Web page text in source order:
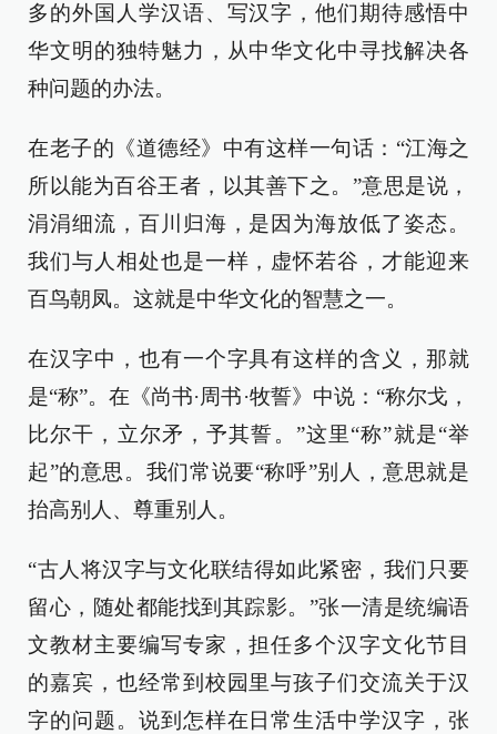
多的外国人学汉语、写汉字，他们期待感悟中
华文明的独特魅力，从中华文化中寻找解决各
种问题的办法。
在老子的《道德经》中有这样一句话：“江海之
所以能为百谷王者，以其善下之。”意思是说，
涓涓细流，百川归海，是因为海放低了姿态。
我们与人相处也是一样，虚怀若谷，才能迎来
百鸟朝凤。这就是中华文化的智慧之一。
在汉字中，也有一个字具有这样的含义，那就
是“称”。在《尚书·周书·牧誓》中说：“称尔戈，
比尔干，立尔矛，予其誓。”这里“称”就是“举
起”的意思。我们常说要“称呼”别人，意思就是
抬高别人、尊重别人。
“古人将汉字与文化联结得如此紧密，我们只要
留心，随处都能找到其踪影。”张一清是统编语
文教材主要编写专家，担任多个汉字文化节目
的嘉宾，也经常到校园里与孩子们交流关于汉
字的问题。说到怎样在日常生活中学汉字，张